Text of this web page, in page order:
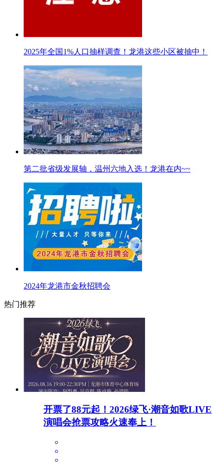
2025年全国1%人口抽样调查！龙港这些小区被抽中！
第二批省级发展轴，温州六地入选！龙港在内~~
2024年龙港市金秋招聘会
热门推荐
开票了88元起！2026绿飞·潮音如歌LIVE
演唱会抢票攻略火速奉上！